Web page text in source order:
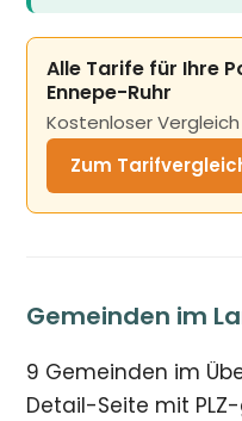
Alle Tarife für Ihre
Ennepe-Ruhr
Kostenloser
Zum
Gemeinden im
9 Gemeinden im
Detail-Seite mit